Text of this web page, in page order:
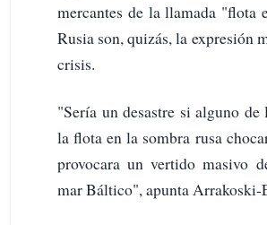
mercantes de la llamada "flota
Rusia son, quizás, la expresión
crisis.
"Sería un desastre si alguno de
la flota en la sombra rusa
provocara un vertido masivo
mar Báltico", apunta Arrakoski-